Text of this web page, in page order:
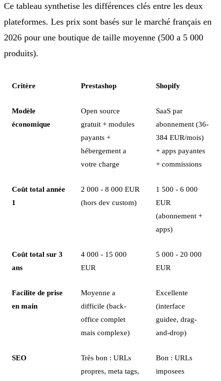
Ce tableau synthetise les différences clés entre les deux
plateformes. Les prix sont basés sur le marché français en
2026 pour une boutique de taille moyenne (500 a 5 000
produits).
Critère Prestashop Shopify
Modèle
économique
Open source
gratuit + modules
payants +
hébergement a
votre charge
SaaS par
abonnement (36-
384 EUR/mois)
+ apps payantes
+ commissions
Coût total année
1
2 000 - 8 000 EUR
(hors dev custom)
1 500 - 6 000
EUR
(abonnement +
apps)
Coût total sur 3
ans
4 000 - 15 000
EUR
5 000 - 20 000
EUR
Facilite de prise
en main
Moyenne a
difficile (back-
office complet
mais complexe)
Excellente
(interface
guidee, drag-
and-drop)
SEO
Très bon : URLs
propres, meta tags,
Bon : URLs
imposees